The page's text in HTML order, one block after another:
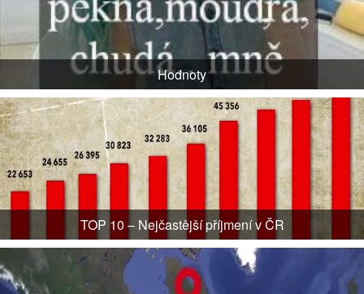
Hodnoty
TOP 10 – Nejčastější příjmení v ČR